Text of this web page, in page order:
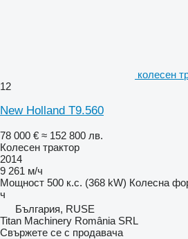
колесен
12
New Holland T9.560
78 000 € ≈ 152 800 лв.
Колесен трактор
2014
9 261 м/ч
Мощност 500 к.с. (368 kW) Колесна
ч
България, RUSE
Titan Machinery România SRL
Свържете се с продавача